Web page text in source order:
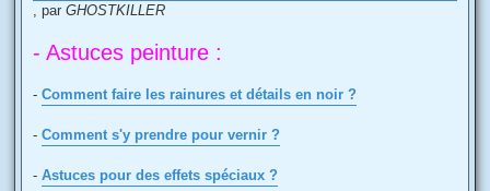
, par GHOSTKILLER
- Astuces peinture :
- Comment faire les rainures et détails en noir ?
- Comment s'y prendre pour vernir ?
- Astuces pour des effets spéciaux ?